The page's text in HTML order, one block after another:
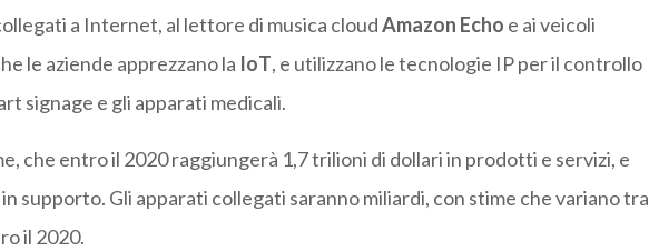
a Internet, al lettore di musica cloudAmazon Echo e ai veicoli
le aziende apprezzano la IoT, e utilizzano le tecnologie IP per il controllo
signage e gli apparati medicali.
che entro il 2020 raggiungerà 1,7 trilioni di dollari in prodotti e servizi, e
supporto. Gli apparati collegati saranno miliardi, con stime che variano tra
il 2020.